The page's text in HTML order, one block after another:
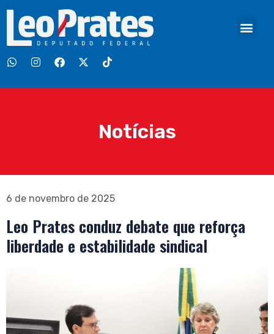
Notícias
6 de novembro de 2025
Leo Prates conduz debate que reforça
liberdade e estabilidade sindical